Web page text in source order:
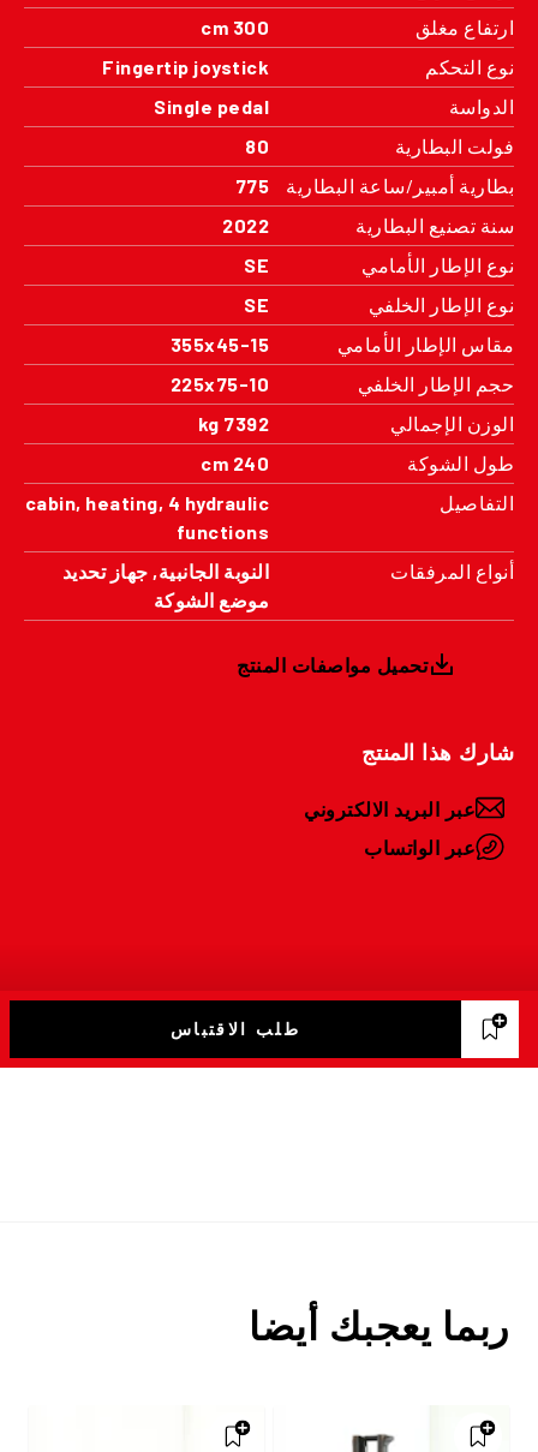
ارتفاع مغلق
300 cm
نوع التحكم
Fingertip joystick
الدواسة
Single pedal
فولت البطارية
80
بطارية أمبير/ساعة البطارية
775
سنة تصنيع البطارية
2022
نوع الإطار الأمامي
SE
نوع الإطار الخلفي
SE
مقاس الإطار الأمامي
355x45-15
حجم الإطار الخلفي
225x75-10
الوزن الإجمالي
7392 kg
طول الشوكة
240 cm
التفاصيل
cabin, heating, 4 hydraulic
functions
أنواع المرفقات
النوبة الجانبية, جهاز تحديد
موضع الشوكة
تحميل مواصفات المنتج
شارك هذا المنتج
عبر البريد الالكتروني
عبر الواتساب
طلب الاقتباس
ربما يعجبك أيضا